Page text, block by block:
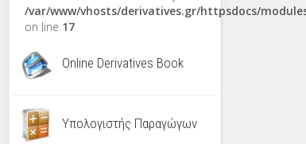
/var/www/vhosts/derivatives.gr/httpsdocs/
on line 17
Online Derivatives Book
Υπολογιστής Παραγώγων